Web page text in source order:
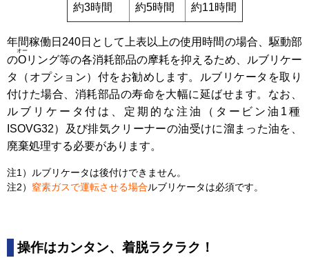
約3時間 約5時間 約11時間
年間稼働日240日として 上表 以上の使用時間の場合、駆動部
のO
オー
リング等の各消耗部品の摩耗を抑えるため、ルブリケー
タ（オプション）付をお勧めします。ルブリケータを取り
付けた場合、消耗部品の寿命を大幅に延ばせます。なお、
ルブリケータ付は、定期的な注油（タービン油1種
ISOVG32）及び排気クリーナーの油受けに溜まった油を、
廃棄処理する必要があります。
注1）ルブリケータは後付けできません。
注2） 窒素ガスで運転させる場合ルブリケータは必須です。
操作はカンタン、着脱ラクラク！